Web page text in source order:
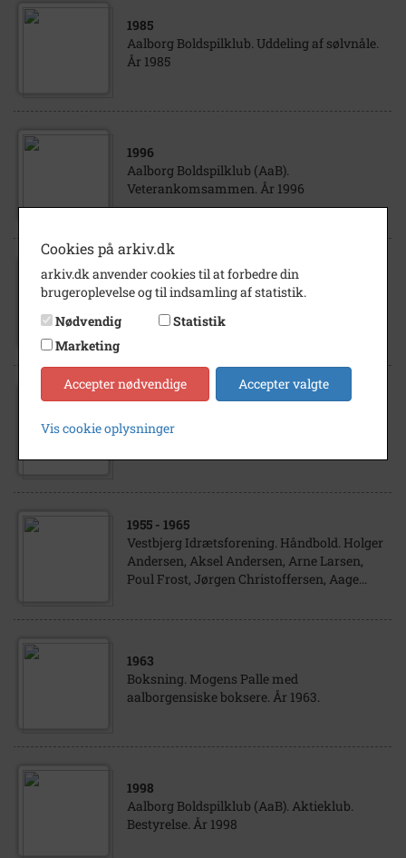
1985
Aalborg Boldspilklub. Uddeling af sølvnåle.
År 1985
1996
Aalborg Boldspilklub (AaB).
Veterankomsammen. År 1996
2001
Aalborg Boldspilklub (AaB). Aktieklub.
Bestyrelse. År 2001
1990- 1995
Aalborg Boldspilklub. Generalforsamling i
1955 - 1965
Vestbjerg Idrætsforening. Håndbold. Holger
Andersen, Aksel Andersen, Arne Larsen,
Poul Frost, Jørgen Christoffersen, Aage...
1963
Boksning. Mogens Palle med
aalborgensiske boksere. År 1963.
1998
Aalborg Boldspilklub (AaB). Aktieklub.
Bestyrelse. År 1998
Cookies på arkiv.dk
arkiv.dk anvender cookies til at forbedre din
brugeroplevelse og til indsamling af statistik.
Nødvendig
Statistik
Marketing
Accepter nødvendige Accepter valgte
Vis cookie oplysninger